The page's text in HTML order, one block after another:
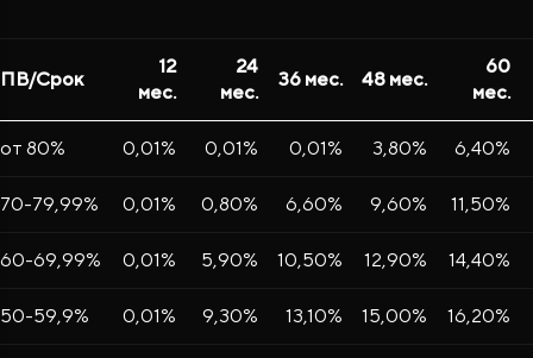
ПВ/Срок
12
мес.
24
мес.
36 мес. 48 мес.
60
мес.
от 80% 0,01% 0,01% 0,01% 3,80% 6,40%
70-79,99% 0,01% 0,80% 6,60% 9,60% 11,50%
60-69,99% 0,01% 5,90% 10,50% 12,90% 14,40%
50-59,9% 0,01% 9,30% 13,10% 15,00% 16,20%